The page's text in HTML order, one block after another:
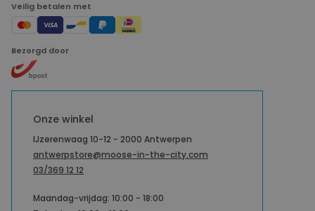
Veilig betalen met
Bezorgd door
Onze winkel
IJzerenwaag 10-12 - 2000 Antwerpen
antwerpstore@moose-in-the-city.com
03/369 12 12
Maandag-vrijdag: 10:00 - 18:00